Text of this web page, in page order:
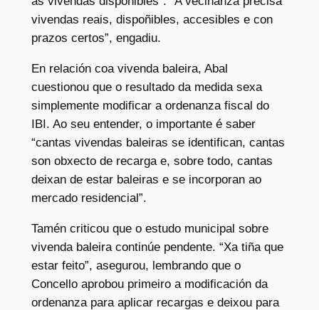
vivendas reais, dispoñibles, accesibles e con
prazos certos”, engadiu.
En relación coa vivenda baleira, Abal
cuestionou que o resultado da medida sexa
simplemente modificar a ordenanza fiscal do
IBI. Ao seu entender, o importante é saber
“cantas vivendas baleiras se identifican, cantas
son obxecto de recarga e, sobre todo, cantas
deixan de estar baleiras e se incorporan ao
mercado residencial”.
Tamén criticou que o estudo municipal sobre
vivenda baleira continúe pendente. “Xa tiña que
estar feito”, asegurou, lembrando que o
Concello aprobou primeiro a modificación da
ordenanza para aplicar recargas e deixou para